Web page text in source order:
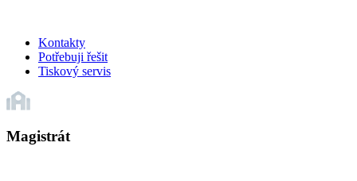
Kontakty
Potřebuji řešit
Tiskový servis
Magistrát